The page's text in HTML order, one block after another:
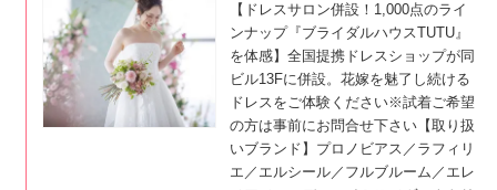
【ドレスサロン併設！1,000点のライ
ンナップ『ブライダルハウスTUTU』
を体感】全国提携ドレスショップが同
ビル13Fに併設。花嫁を魅了し続ける
ドレスをご体験ください※試着ご希望
の方は事前にお問合せ下さい【取り扱
いブランド】プロノビアス／ラフィリ
エ／エルシール／フルブルーム／エレ